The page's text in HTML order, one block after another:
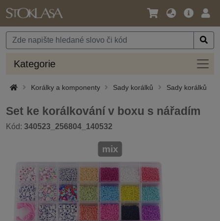
Jazyk
Měna
Hlavní
Kategorie
Korálky a komponenty Sady korálků Sady korálků
Set ke korálkování v boxu s nářadím
Kód: 340523_256804_140532
mix